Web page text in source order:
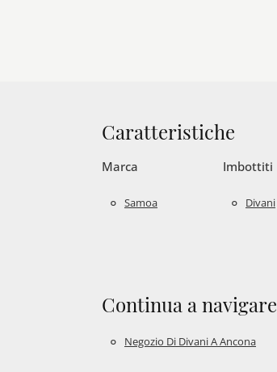
Caratteristiche
Marca
Samoa
Imbottiti
Divani
Continua a navigare
Negozio Di Divani A Ancona